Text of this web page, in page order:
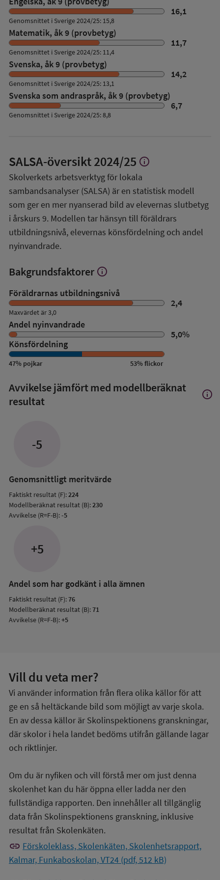
16,1
Genomsnittet i Sverige 2024/25: 15,8
Matematik, åk 9 (provbetyg)
11,7
Genomsnittet i Sverige 2024/25: 11,4
Svenska, åk 9 (provbetyg)
14,2
Genomsnittet i Sverige 2024/25: 13,1
Svenska som andraspråk, åk 9 (provbetyg)
6,7
Genomsnittet i Sverige 2024/25: 8,8
SALSA-översikt2024/25 Visa
om
SALSA-
översikt
info
Skolverkets arbetsverktyg för lokala
sambandsanalyser (SALSA) är en statistisk modell
som ger en mer nyanserad bild av elevernas slutbetyg
i årskurs 9. Modellen tar hänsyn till föräldrars
utbildningsnivå, elevernas könsfördelning och andel
nyinvandrade.
Bakgrundsfaktorer Visa
om
Bakgrundsfaktorer
info
Föräldrarnas utbildningsnivå
2,4
Maxvärdet är 3,0
Andel nyinvandrade
5,0%
Könsfördelning
47% pojkar 53%flickor
Avvikelse jämfört med modellberäknat
resultat
Visa
info
-5
Genomsnittligt meritvärde
Faktiskt resultat (F):224
Modellberäknat resultat (B):230
Avvikelse (R=F-B):-5
+5
Andel som har godkänt i alla ämnen
Faktiskt resultat (F):76
Modellberäknat resultat (B):71
Avvikelse (R=F-B):+5
Vill du veta mer?
Vi använder information från flera olika källor för att
ge en så heltäckande bild som möjligt av varje skola.
En av dessa källor är Skolinspektionens granskningar,
där skolor i hela landet bedöms utifrån gällande lagar
och riktlinjer.
Om du är nyfiken och vill förstå mer om just denna
skolenhet kan du här öppna eller ladda ner den
fullständiga rapporten. Den innehåller all tillgänglig
data från Skolinspektionens granskning, inklusive
resultat från Skolenkäten.
link Förskoleklass, Skolenkäten, Skolenhetsrapport,
Kalmar, Funkaboskolan, VT24 (pdf, 512 kB)